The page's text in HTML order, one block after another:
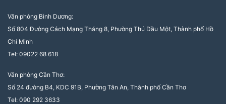
Văn phòng Bình Dương:
Số 804 Đường Cách Mạng Tháng 8, Phường Thủ Dầu Một, Thành phố Hồ
Chí Minh
Tel: 09022 68 618
Văn phòng Cần Thơ:
Số 24 đường B4, KDC 91B, Phường Tân An, Thành phố Cần Thơ
Tel: 090 292 3633